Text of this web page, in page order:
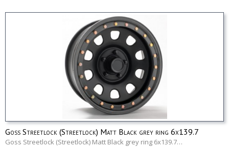
Goss Streetlock (Streetlock) Matt Black grey ring 6x139.7
Goss Streetlock (Streetlock) Matt Black grey ring 6x139.7…